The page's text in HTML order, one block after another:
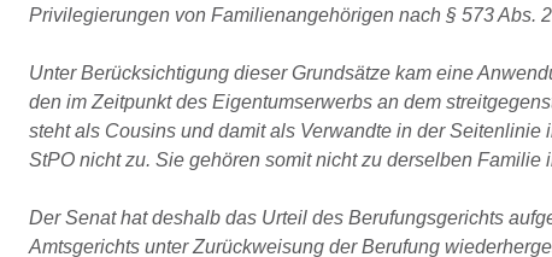
Privilegierungen von Familienangehörigen nach § 573 Abs.
Unter Berücksichtigung dieser Grundsätze kam eine
den im Zeitpunkt des Eigentumserwerbs an dem
steht als Cousins und damit als Verwandte in der
StPO nicht zu. Sie gehören somit nicht zu derselben Familie
Der Senat hat deshalb das Urteil des Berufungsgerichts
Amtsgerichts unter Zurückweisung der Berufung